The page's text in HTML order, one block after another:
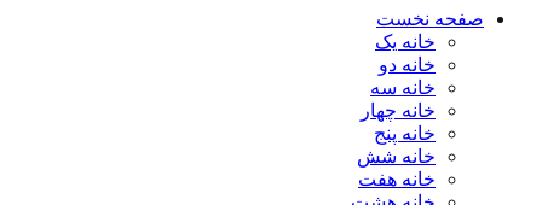
صفحه نخست
خانه یک
خانه دو
خانه سه
خانه چهار
خانه پنج
خانه شش
خانه هفت